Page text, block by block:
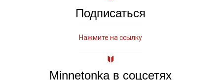
Подписаться
Нажмите на ссылку
Minnetonka в соцсетях